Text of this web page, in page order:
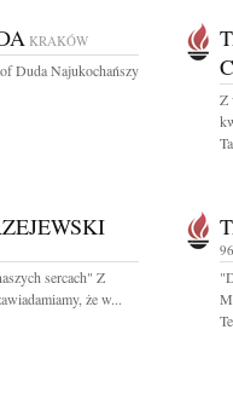
KRAKÓW
Duda Najukochańszy
Z
sercach" Z
że w...
96